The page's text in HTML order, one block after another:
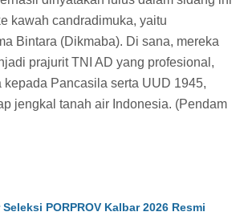
kawah candradimuka, yaitu
Bintara (Dikmaba). Di sana, mereka
prajurit TNI AD yang profesional,
kepada Pancasila serta UUD 1945,
jengkal tanah air Indonesia. (Pendam
PORPROV Kalbar 2026 Resmi